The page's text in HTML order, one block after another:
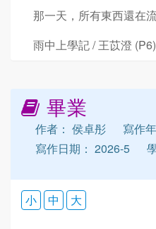
那一天，所有東西還在
雨中上學記 / 王苡澄 (P6)
畢業
作者： 侯卓彤
寫作
寫作日期： 2026-5
小 中 大